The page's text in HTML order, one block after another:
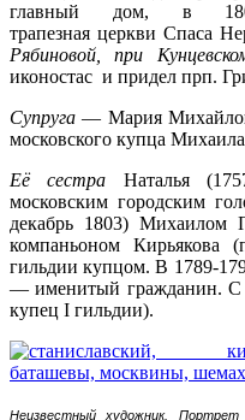
главный дом, в 1809
трапезная церкви Спаса
Рябиновой, при
иконостас и придел прп.
Супруга — Мария
московского купца
Её сестра Наталья
московским городским
декабрь 1803) Михаилом
компаньоном
гильдии купцом. В 1789-
— именитый гражданин. С
купец I гильдии).
Неизвестный художник. Портрет